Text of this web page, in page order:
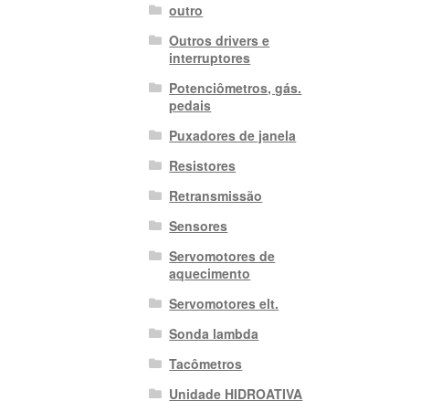
outro
Outros drivers e
interruptores
Potenciômetros, gás.
pedais
Puxadores de janela
Resistores
Retransmissão
Sensores
Servomotores de
aquecimento
Servomotores elt.
Sonda lambda
Tacômetros
Unidade HIDROATIVA